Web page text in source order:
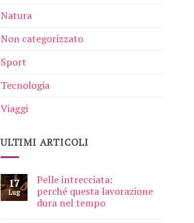
Natura
Non categorizzato
Sport
Tecnologia
Viaggi
ULTIMI ARTICOLI
17
Lug
Pelle intrecciata:
perché questa lavorazione
dura nel tempo